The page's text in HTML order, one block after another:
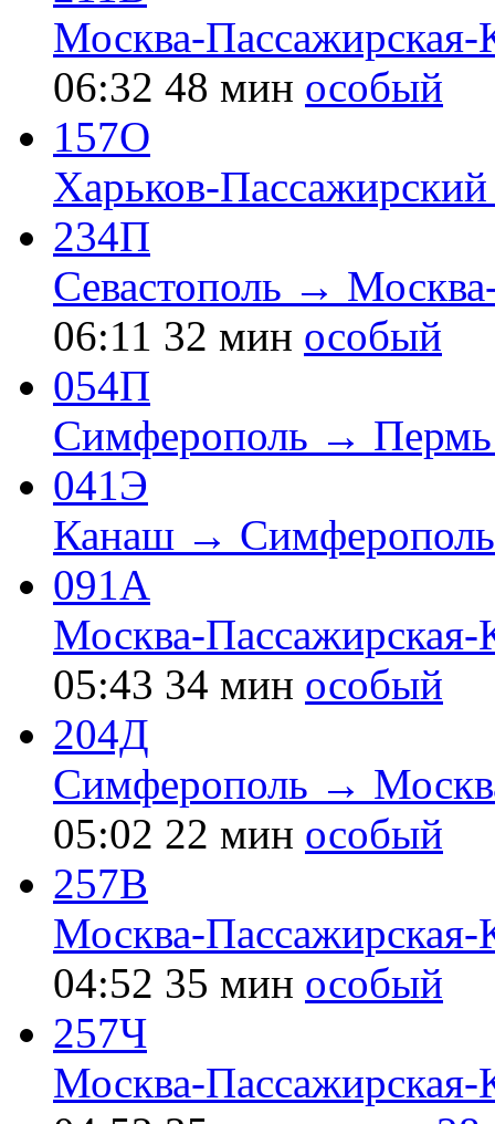
Москва-
06:32 48 мин особый
157О
Харьков-
234П
Севастополь →
06:11 32 мин особый
054П
Симферополь →
041Э
Канаш → Симферополь
091А
Москва-
05:43 34 мин особый
204Д
Симферополь →
05:02 22 мин особый
257В
Москва-
04:52 35 мин особый
257Ч
Москва-